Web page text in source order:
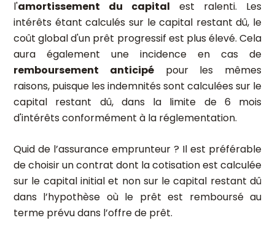
l'amortissement du capital est ralenti. Les
intérêts étant calculés sur le capital restant dû, le
coût global d'un prêt progressif est plus élevé. Cela
aura également une incidence en cas de
remboursement anticipépour les mêmes
raisons, puisque les indemnités sont calculées sur le
capital restant dû, dans la limite de 6 mois
d'intérêts conformément à la réglementation.
Quid de l’assurance emprunteur ? Il est préférable
de choisir un contrat dont la cotisation est calculée
sur le capital initial et non sur le capital restant dû
dans l’hypothèse où le prêt est remboursé au
terme prévu dans l’offre de prêt.